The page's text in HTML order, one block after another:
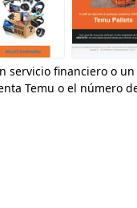
servicio financiero o
Temu o el número